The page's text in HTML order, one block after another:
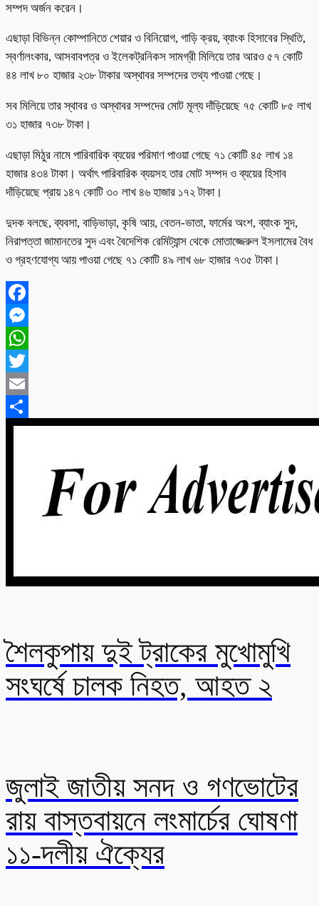
সম্পদ অর্জন করেন।
এছাড়া বিভিন্ন কোম্পানিতে শেয়ার ও বিনিয়োগ, গাড়ি ক্রয়, ব্যাংক হিসাবের স্থিতি,
স্বর্ণালংকার, আসবাবপত্র ও ইলেকট্রনিকস সামগ্রী মিলিয়ে তার আরও ৫৭ কোটি
৪৪ লাখ ৮০ হাজার ২৩৮ টাকার অস্থাবর সম্পদের তথ্য পাওয়া গেছে।
সব মিলিয়ে তার স্থাবর ও অস্থাবর সম্পদের মোট মূল্য দাঁড়িয়েছে ৭৫ কোটি ৮৫ লাখ
৩১ হাজার ৭৩৮ টাকা।
এছাড়া মিঠুর নামে পারিবারিক ব্যয়ের পরিমাণ পাওয়া গেছে ৭১ কোটি ৪৫ লাখ ১৪
হাজার ৪৩৪ টাকা। অর্থাৎ পারিবারিক ব্যয়সহ তার মোট সম্পদ ও ব্যয়ের হিসাব
দাঁড়িয়েছে প্রায় ১৪৭ কোটি ৩০ লাখ ৪৬ হাজার ১৭২ টাকা।
দুদক বলছে, ব্যবসা, বাড়িভাড়া, কৃষি আয়, বেতন-ভাতা, ফার্মের অংশ, ব্যাংক সুদ,
নিরাপত্তা জামানতের সুদ এবং বৈদেশিক রেমিট্যান্স থেকে মোতাজ্জেরুল ইসলামের বৈধ
ও গ্রহণযোগ্য আয় পাওয়া গেছে ৭১ কোটি ৪৯ লাখ ৬৮ হাজার ৭৩৫ টাকা।
Facebook
Messenger
WhatsApp
Twitter
Email
Share
শৈলকুপায় দুই ট্রাকের মুখোমুখি
সংঘর্ষে চালক নিহত, আহত ২
জুলাই জাতীয় সনদ ও গণভোটের
রায় বাস্তবায়নে লংমার্চের ঘোষণা
১১-দলীয় ঐক্যের